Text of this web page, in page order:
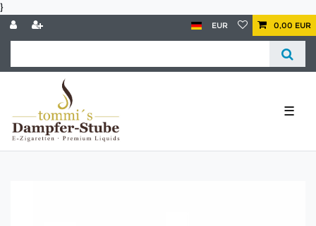
}
EUR 0,00 EUR
☰